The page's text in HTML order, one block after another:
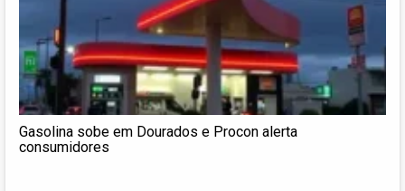
Gasolina sobe em Dourados e Procon alerta
consumidores